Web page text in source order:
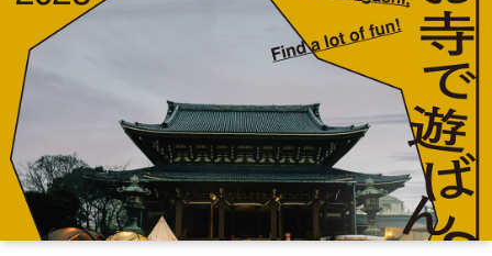
まち・スポット
ノスタルジック
体験